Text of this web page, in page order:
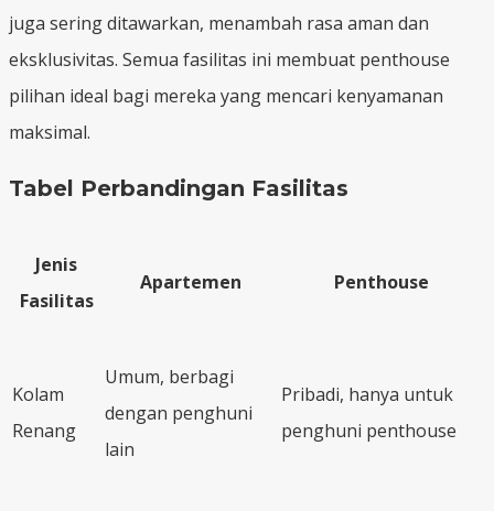
juga sering ditawarkan, menambah rasa aman dan
eksklusivitas. Semua fasilitas ini membuat penthouse
pilihan ideal bagi mereka yang mencari kenyamanan
maksimal.
Tabel Perbandingan Fasilitas
Jenis
Fasilitas
Apartemen Penthouse
Kolam
Renang
Umum, berbagi
dengan penghuni
lain
Pribadi, hanya untuk
penghuni penthouse